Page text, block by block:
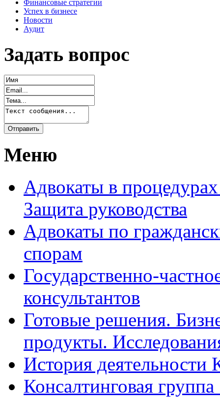
Финансовые стратегии
Успех в бизнесе
Новости
Аудит
Задать вопрос
Меню
Адвокаты в
Защита руководства
Адвокаты по
спорам
Государственно-
консультантов
Готовые решения.
продукты.
История деятельности
Консалтинговая